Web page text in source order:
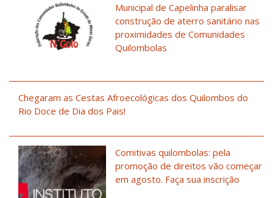
Municipal de Capelinha paralisar
construção de aterro sanitário nas
proximidades de Comunidades
Quilombolas
Chegaram as Cestas Afroecológicas dos Quilombos do
Rio Doce de Dia dos Pais!
Comitivas quilombolas: pela
promoção de direitos vão começar
em agosto. Faça sua inscrição